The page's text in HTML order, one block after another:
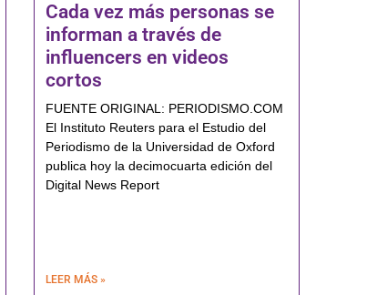
Cada vez más personas se
informan a través de
influencers en videos
cortos
FUENTE ORIGINAL: PERIODISMO.COM
El Instituto Reuters para el Estudio del
Periodismo de la Universidad de Oxford
publica hoy la decimocuarta edición del
Digital News Report
LEER MÁS »